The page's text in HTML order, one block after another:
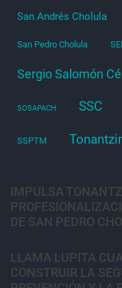
San Andrés Cholula
San Pedro Cholula
Sergio Salomón
SOSAPACH SSC
SSPTM
IMPULSA
DE SAN PEDRO
LLAMA LUPITA
CONSTRUIR LA